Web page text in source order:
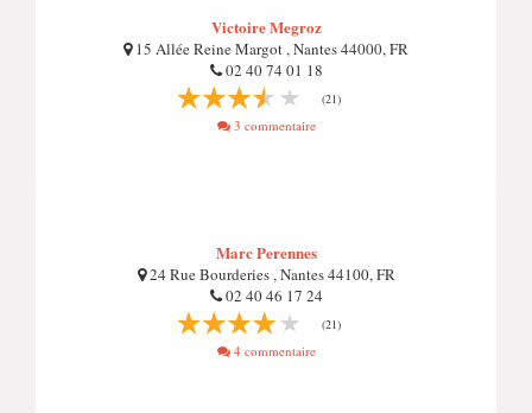
Victoire Megroz
15 Allée Reine Margot , Nantes 44000, FR
02 40 74 01 18
(21)
3 commentaire
Marc Perennes
24 Rue Bourderies , Nantes 44100, FR
02 40 46 17 24
(21)
4 commentaire